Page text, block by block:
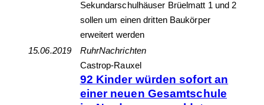
Sekundarschulhäuser Brüelmatt 1 und 2
sollen um einen dritten Baukörper
erweitert werden
15.06.2019
RuhrNachrichten
Castrop-Rauxel
92 Kinder würden sofort an
einer neuen Gesamtschule